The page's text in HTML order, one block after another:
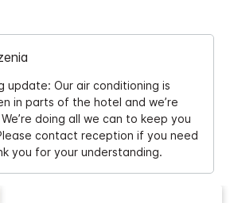
update: Our air conditioning is
in parts of the hotel and we’re
doing all we can to keep you
contact reception if you need
you for your understanding.